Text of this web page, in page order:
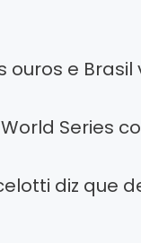
ouros e Brasil
Series
diz que